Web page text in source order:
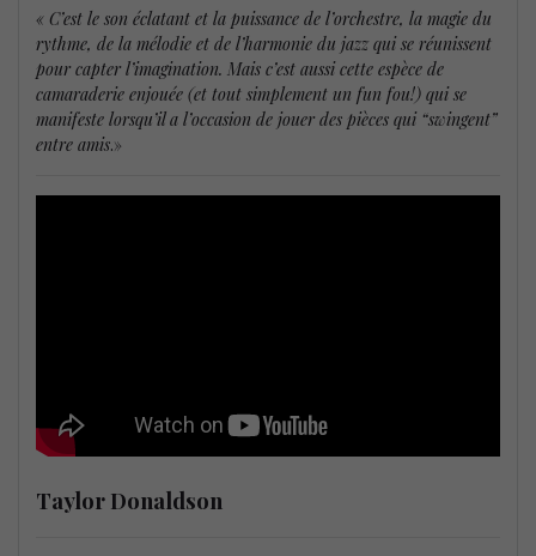
« C’est le son éclatant et la puissance de l’orchestre, la magie du
rythme, de la mélodie et de l’harmonie du jazz qui se réunissent
pour capter l’imagination. Mais c’est aussi cette espèce de
camaraderie enjouée (et tout simplement un fun fou!) qui se
manifeste lorsqu’il a l’occasion de jouer des pièces qui “swingent”
entre amis.»
Taylor Donaldson